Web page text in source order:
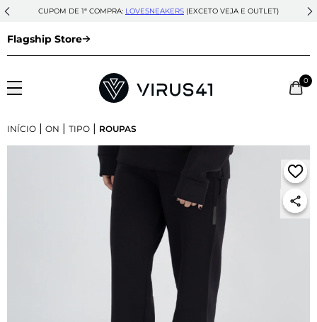
CUPOM DE 1ª COMPRA: LOVESNEAKERS (EXCETO VEJA E OUTLET)
Flagship Store
0
INÍCIO | ON | TIPO | ROUPAS